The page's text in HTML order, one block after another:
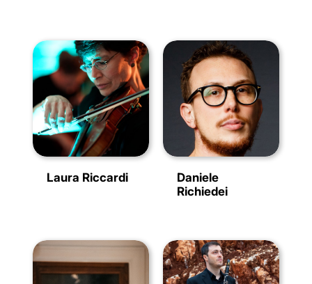
Laura Riccardi
Daniele
Richiedei